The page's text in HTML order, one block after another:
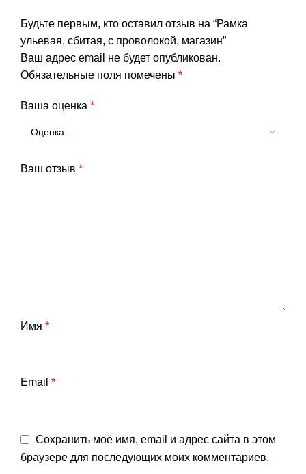
Будьте первым, кто оставил отзыв на “Рамка
ульевая, сбитая, с проволокой, магазин”
Ваш адрес email не будет опубликован.
Обязательные поля помечены *
Ваша оценка *
Ваш отзыв *
Имя *
Email *
Сохранить моё имя, email и адрес сайта в этом
браузере для последующих моих комментариев.